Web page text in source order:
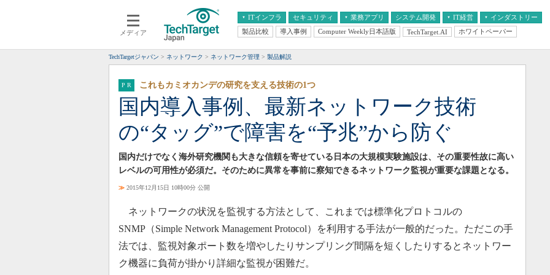
メディア
ITインフラ
クラウド
スマートモバイル
ネットワーク
システム運用管理
セキュリティ 業務アプリ
エンタープライズAI
ERP
CX
情報系システム
システム開発 IT経営
経営とIT
インダストリー
医療IT
製品比較 導入事例 Computer Weekly日本語版 TechTarget.AI ホワイトペーパー
TechTargetジャパン ネットワーク ネットワーク管理 製品解説
国内導入事例、最新ネットワーク技術
の“タッグ”で障害を“予兆”から防ぐ
これもカミオカンデの研究を支える技術の1つ
国内だけでなく海外研究機関も大きな信頼を寄せている日本の大規模実験施設は、その重要性故に高い
レベルの可用性が必須だ。そのために異常を事前に察知できるネットワーク監視が重要な課題となる。
≫ 2015年12月15日 10時00分 公開
ネットワークの状況を監視する方法として、これまでは標準化プロトコルの
SNMP（Simple Network Management Protocol）を利用する手法が一般的だった。ただこの手
法では、監視対象ポート数を増やしたりサンプリング間隔を短くしたりするとネットワー
ク機器に負荷が掛かり詳細な監視が困難だ。